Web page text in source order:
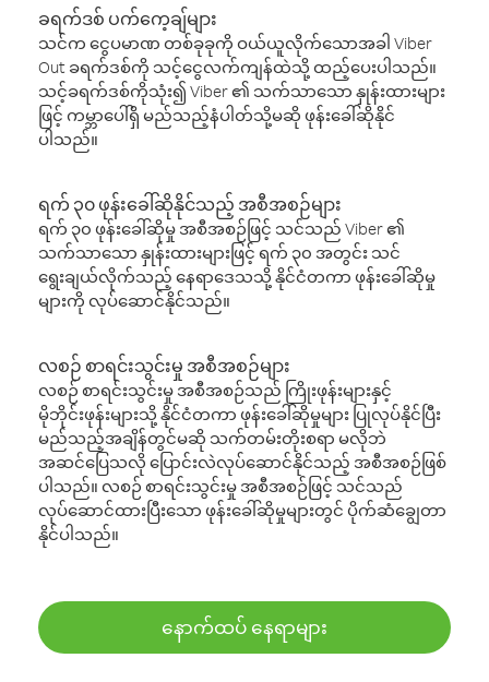
ခရက်ဒစ် ပက်ကေ့ချ်များ
သင်က ငွေပမာဏ တစ်ခုခုကို ဝယ်ယူလိုက်သောအခါ Viber
Out ခရက်ဒစ်ကို သင့်ငွေလက်ကျန်ထဲသို့ ထည့်ပေးပါသည်။
သင့်ခရက်ဒစ်ကိုသုံး၍ Viber ၏ သက်သာသော နှုန်းထားများ
ဖြင့် ကမ္ဘာပေါ်ရှိ မည်သည့်နံပါတ်သို့မဆို ဖုန်းခေါ်ဆိုနိုင်
ပါသည်။
ရက် ၃၀ ဖုန်းခေါ်ဆိုနိုင်သည့် အစီအစဉ်များ
ရက် ၃၀ ဖုန်းခေါ်ဆိုမှု အစီအစဉ်ဖြင့် သင်သည် Viber ၏
သက်သာသော နှုန်းထားများဖြင့် ရက် ၃၀ အတွင်း သင်
ရွေးချယ်လိုက်သည့် နေရာဒေသသို့ နိုင်ငံတကာ ဖုန်းခေါ်ဆိုမှု
များကို လုပ်ဆောင်နိုင်သည်။
လစဉ် စာရင်းသွင်းမှု အစီအစဉ်များ
လစဉ် စာရင်းသွင်းမှု အစီအစဉ်သည် ကြိုးဖုန်းများနှင့်
မိုဘိုင်းဖုန်းများသို့ နိုင်ငံတကာ ဖုန်းခေါ်ဆိုမှုများ ပြုလုပ်နိုင်ပြီး
မည်သည့်အချိန်တွင်မဆို သက်တမ်းတိုးစရာ မလိုဘဲ
အဆင်ပြေသလို ပြောင်းလဲလုပ်ဆောင်နိုင်သည့် အစီအစဉ်ဖြစ်
ပါသည်။ လစဉ် စာရင်းသွင်းမှု အစီအစဉ်ဖြင့် သင်သည်
လုပ်ဆောင်ထားပြီးသော ဖုန်းခေါ်ဆိုမှုများတွင် ပိုက်ဆံချွေတာ
နိုင်ပါသည်။
နောက်ထပ် နေရာများ